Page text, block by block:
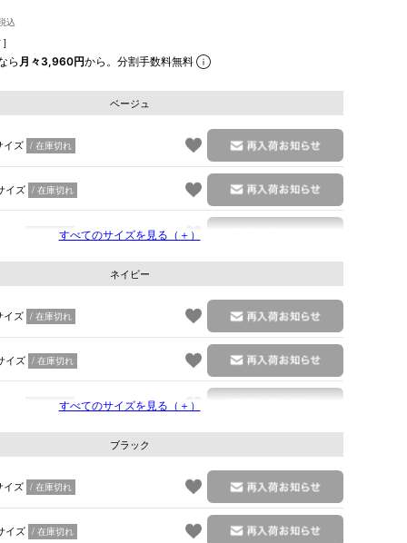
]
ら 月々3,960円から。分割手数料無料
ベージュ
イズ 在庫切れ
イズ 在庫切れ
在庫切れすべてのサイズを見る（＋）
ネイビー
イズ 在庫切れ
イズ 在庫切れ
在庫切れすべてのサイズを見る（＋）
ブラック
イズ 在庫切れ
イズ 在庫切れ